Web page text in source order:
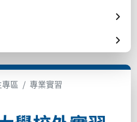
區
專業實習